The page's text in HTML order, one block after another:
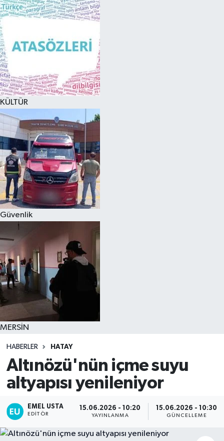
KÜLTÜR
Güvenlik
MERSİN
HABERLER HATAY
Altınözü'nün içme suyu
altyapısı yenileniyor
EMEL USTA
EDITÖR
15.06.2026 - 10:20
YAYINLANMA
15.06.2026 - 10:30
GÜNCELLEME